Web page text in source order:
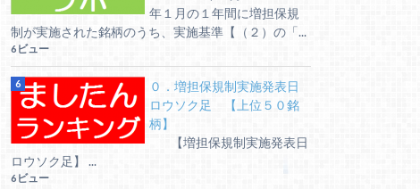
年１月の１年間に増担保規
制が実施された銘柄のうち、実施基準【（２）の「...
6ビュー
０．増担保規制実施発表日
ロウソク足 【上位５０銘
柄】
【増担保規制実施発表日
ロウソク足】 ...
6ビュー